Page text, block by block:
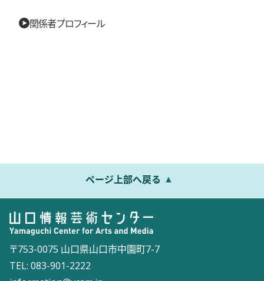
関係者プロフィール
ページ上部へ戻る
〒753-0075 山口県山口市中園町7-7
TEL: 083-901-2222